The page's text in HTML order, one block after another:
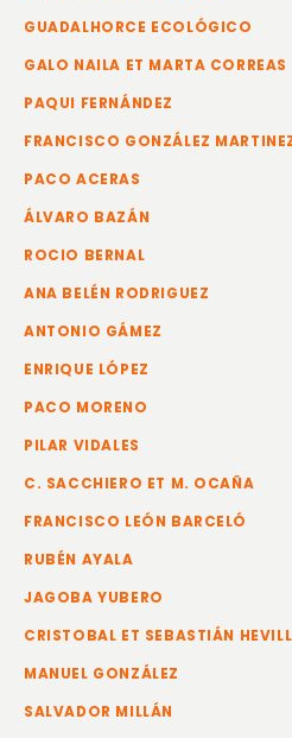
GUADALHORCE ECOLÓGICO
GALO NAILA ET MARTA CORREAS
PAQUI FERNÁNDEZ
FRANCISCO GONZÁLEZ
PACO ACERAS
ÁLVARO BAZÁN
ROCIO BERNAL
ANA BELÉN RODRIGUEZ
ANTONIO GÁMEZ
ENRIQUE LÓPEZ
PACO MORENO
PILAR VIDALES
C. SACCHIERO ET M. OCAÑA
FRANCISCO LEÓN BARCELÓ
RUBÉN AYALA
JAGOBA YUBERO
CRISTOBAL ET SEBASTIÁN
MANUEL GONZÁLEZ
SALVADOR MILLÁN